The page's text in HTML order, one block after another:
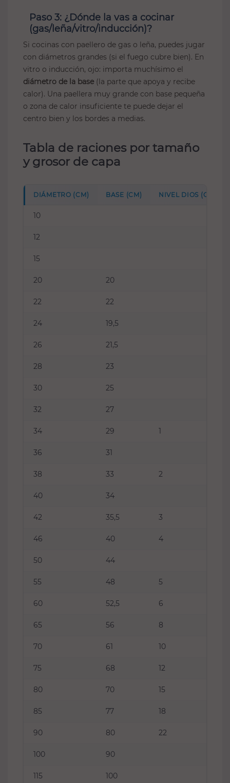
Paso 3: ¿Dónde la vas a cocinar
(gas/leña/vitro/inducción)?
Si cocinas con paellero de gas o leña, puedes jugar
con diámetros grandes (si el fuego cubre bien). En
vitro o inducción, ojo: importa muchísimo el
diámetro de la base (la parte que apoya y recibe
calor). Una paellera muy grande con base pequeña
o zona de calor insuficiente te puede dejar el
centro bien y los bordes a medias.
Tabla de raciones por tamaño
y grosor de capa
DIÁMETRO (CM) BASE (CM) NIVEL DIOS (CAPA
10
12
15
20 20
22 22
24 19,5
26 21,5
28 23
30 25
32 27
34 29 1
36 31
38 33 2
40 34
42 35,5 3
46 40 4
50 44
55 48 5
60 52,5 6
65 56 8
70 61 10
75 68 12
80 70 15
85 77 18
90 80 22
100 90
115 100